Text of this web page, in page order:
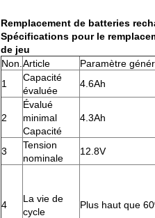
Remplacement de batteries
Spécifications pour le
de jeu
Non. Article Paramètre
1
Capacité
évaluée
4.6Ah
2
Évalué
minimal
Capacité
4.3Ah
3
Tension
nominale
12.8V
4
La vie de
cycle
Plus haut que